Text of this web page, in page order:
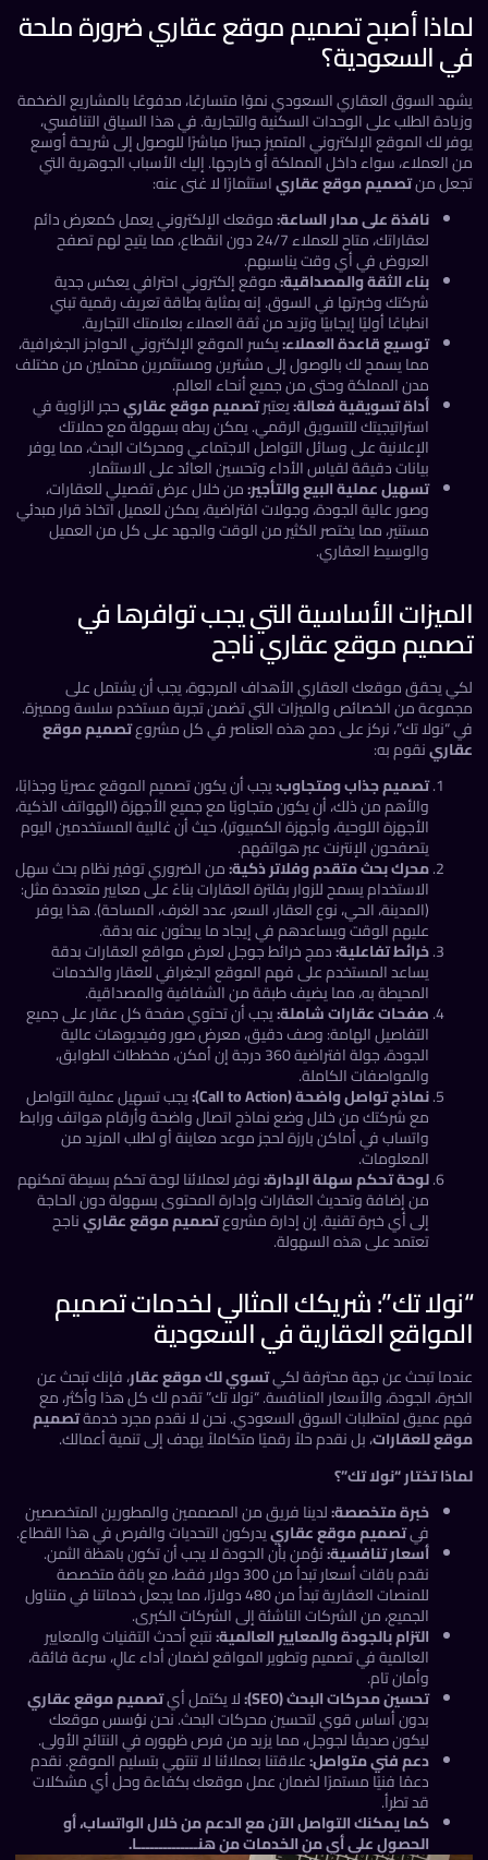
أصبح تصميم موقع عقاري ضرورة ملحة
السعودية؟
السوق العقاري السعودي نموًا متسارعًا، مدفوعًا بالمشاريع الضخمة
الطلب على الوحدات السكنية والتجارية. في هذا السياق التنافسي،
لك الموقع الإلكتروني المتميز جسرًا مباشرًا للوصول إلى شريحة أوسع
سواء داخل المملكة أو خارجها. إليك الأسباب الجوهرية التي
منتصميم موقع عقارياستثمارًا لا غنى عنه:
نافذة على مدار الساعة:موقعك الإلكتروني يعمل كمعرض دائم
لعقاراتك، متاح للعملاء 24/7 دون انقطاع، مما يتيح لهم تصفح
العروض في أي وقت يناسبهم.
بناء الثقة والمصداقية:موقع إلكتروني احترافي يعكس جدية
شركتك وخبرتها في السوق. إنه بمثابة بطاقة تعريف رقمية تبني
انطباعًا أوليًا إيجابيًا وتزيد من ثقة العملاء بعلامتك التجارية.
توسيع قاعدة العملاء:يكسر الموقع الإلكتروني الحواجز الجغرافية،
مما يسمح لك بالوصول إلى مشترين ومستثمرين محتملين من مختلف
مدن المملكة وحتى من جميع أنحاء العالم.
أداة تسويقية فعالة:يعتبرتصميم موقع عقاريحجر الزاوية في
استراتيجيتك للتسويق الرقمي. يمكن ربطه بسهولة مع حملاتك
الإعلانية على وسائل التواصل الاجتماعي ومحركات البحث، مما يوفر
بيانات دقيقة لقياس الأداء وتحسين العائد على الاستثمار.
تسهيل عملية البيع والتأجير:من خلال عرض تفصيلي للعقارات،
وصور عالية الجودة، وجولات افتراضية، يمكن للعميل اتخاذ قرار مبدئي
مستنير، مما يختصر الكثير من الوقت والجهد على كل من العميل
والوسيط العقاري.
الأساسية التي يجب توافرها في
موقع عقاري ناجح
يحقق موقعك العقاري الأهداف المرجوة، يجب أن يشتمل على
من الخصائص والميزات التي تضمن تجربة مستخدم سلسة ومميزة.
“نولا تك”، نركز على دمج هذه العناصر في كل مشروعتصميم موقع
نقوم به:
تصميم جذاب ومتجاوب:يجب أن يكون تصميم الموقع عصريًا وجذابًا،
والأهم من ذلك، أن يكون متجاوبًا مع جميع الأجهزة (الهواتف الذكية،
الأجهزة اللوحية، وأجهزة الكمبيوتر)، حيث أن غالبية المستخدمين اليوم
يتصفحون الإنترنت عبر هواتفهم.
محرك بحث متقدم وفلاتر ذكية:من الضروري توفير نظام بحث سهل
الاستخدام يسمح للزوار بفلترة العقارات بناءً على معايير متعددة مثل:
(المدينة، الحي، نوع العقار، السعر، عدد الغرف، المساحة). هذا يوفر
عليهم الوقت ويساعدهم في إيجاد ما يبحثون عنه بدقة.
خرائط تفاعلية:دمج خرائط جوجل لعرض مواقع العقارات بدقة
يساعد المستخدم على فهم الموقع الجغرافي للعقار والخدمات
المحيطة به، مما يضيف طبقة من الشفافية والمصداقية.
صفحات عقارات شاملة:يجب أن تحتوي صفحة كل عقار على جميع
التفاصيل الهامة: وصف دقيق، معرض صور وفيديوهات عالية
الجودة، جولة افتراضية 360 درجة إن أمكن، مخططات الطوابق،
والمواصفات الكاملة.
نماذج تواصل واضحة (Call to Action): يجب تسهيل عملية التواصل
مع شركتك من خلال وضع نماذج اتصال واضحة وأرقام هواتف ورابط
واتساب في أماكن بارزة لحجز موعد معاينة أو لطلب المزيد من
المعلومات.
لوحة تحكم سهلة الإدارة:نوفر لعملائنا لوحة تحكم بسيطة تمكنهم
من إضافة وتحديث العقارات وإدارة المحتوى بسهولة دون الحاجة
إلى أي خبرة تقنية. إن إدارة مشروعتصميم موقع عقاريناجح
تعتمد على هذه السهولة.
تك”: شريكك المثالي لخدمات تصميم
العقارية في السعودية
تبحث عن جهة محترفة لكيتسوي لك موقع عقار، فإنك تبحث عن
الجودة، والأسعار المنافسة. “نولا تك” تقدم لك كل هذا وأكثر، مع
عميق لمتطلبات السوق السعودي. نحن لا نقدم مجرد خدمةتصميم
للعقارات، بل نقدم حلاً رقميًا متكاملاً يهدف إلى تنمية أعمالك.
تختار “نولا تك”؟
خبرة متخصصة:لدينا فريق من المصممين والمطورين المتخصصين
تصميم موقع عقارييدركون التحديات والفرص في هذا القطاع.
أسعار تنافسية:نؤمن بأن الجودة لا يجب أن تكون باهظة الثمن.
نقدم باقات أسعار تبدأ من 300 دولار فقط، مع باقة متخصصة
للمنصات العقارية تبدأ من 480 دولارًا، مما يجعل خدماتنا في متناول
الجميع، من الشركات الناشئة إلى الشركات الكبرى.
التزام بالجودة والمعايير العالمية:نتبع أحدث التقنيات والمعايير
العالمية في تصميم وتطوير المواقع لضمان أداء عالٍ، سرعة فائقة،
وأمان تام.
تحسين محركات البحث (SEO): لا يكتمل أيتصميم موقع عقاري
بدون أساس قوي لتحسين محركات البحث. نحن نؤسس موقعك
ليكون صديقًا لجوجل، مما يزيد من فرص ظهوره في النتائج الأولى.
دعم فني متواصل:علاقتنا بعملائنا لا تنتهي بتسليم الموقع. نقدم
دعمًا فنيًا مستمرًا لضمان عمل موقعك بكفاءة وحل أي مشكلات
قد تطرأ.
كما يمكنك التواصل الآن معالدعممن خلالالواتساب، أو
الحصول على أي منالخدماتمنهنــــــــــــــا.